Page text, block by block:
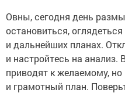
Овны, сегодня день
остановиться,
и дальнейших планах.
и настройтесь на анализ.
приводят к желаемому,
и грамотный план.